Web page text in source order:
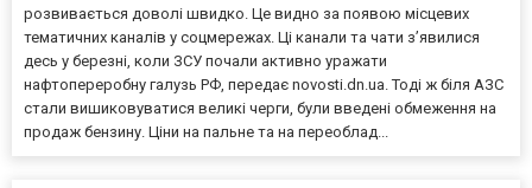
розвивається доволі швидко. Це видно за появою місцевих
тематичних каналів у соцмережах. Ці канали та чати з’явилися
десь у березні, коли ЗСУ почали активно уражати
нафтопереробну галузь РФ, передає novosti.dn.ua. Тоді ж біля АЗС
стали вишиковуватися великі черги, були введені обмеження на
продаж бензину. Ціни на пальне та на переоблад...